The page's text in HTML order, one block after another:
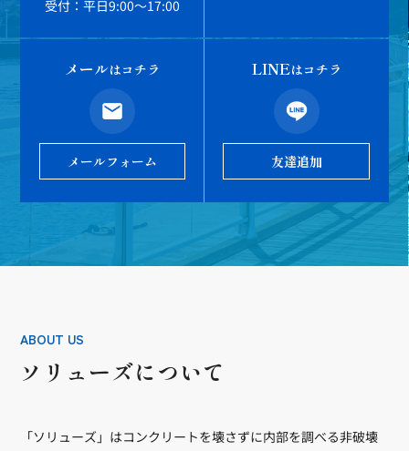
受付：平日9:00～17:00
メールはコチラ
メールフォーム
LINEはコチラ
友達追加
ABOUT US
ソリューズについて
「ソリューズ」はコンクリートを壊さずに内部を調べる非破壊